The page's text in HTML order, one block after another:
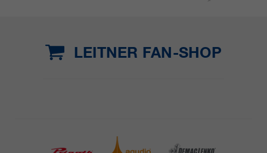
LEITNER FAN-SHOP